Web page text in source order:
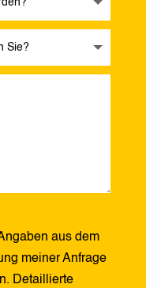
aus dem
meiner Anfrage
Detaillierte